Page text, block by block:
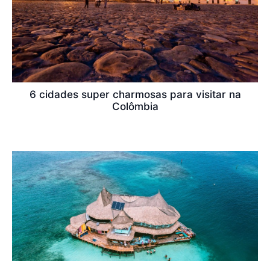
6 cidades super charmosas para visitar na
Colômbia